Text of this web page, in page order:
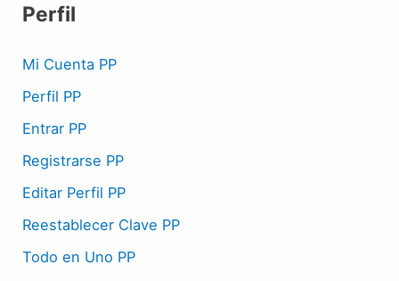
Perfil
Mi Cuenta PP
Perfil PP
Entrar PP
Registrarse PP
Editar Perfil PP
Reestablecer Clave PP
Todo en Uno PP